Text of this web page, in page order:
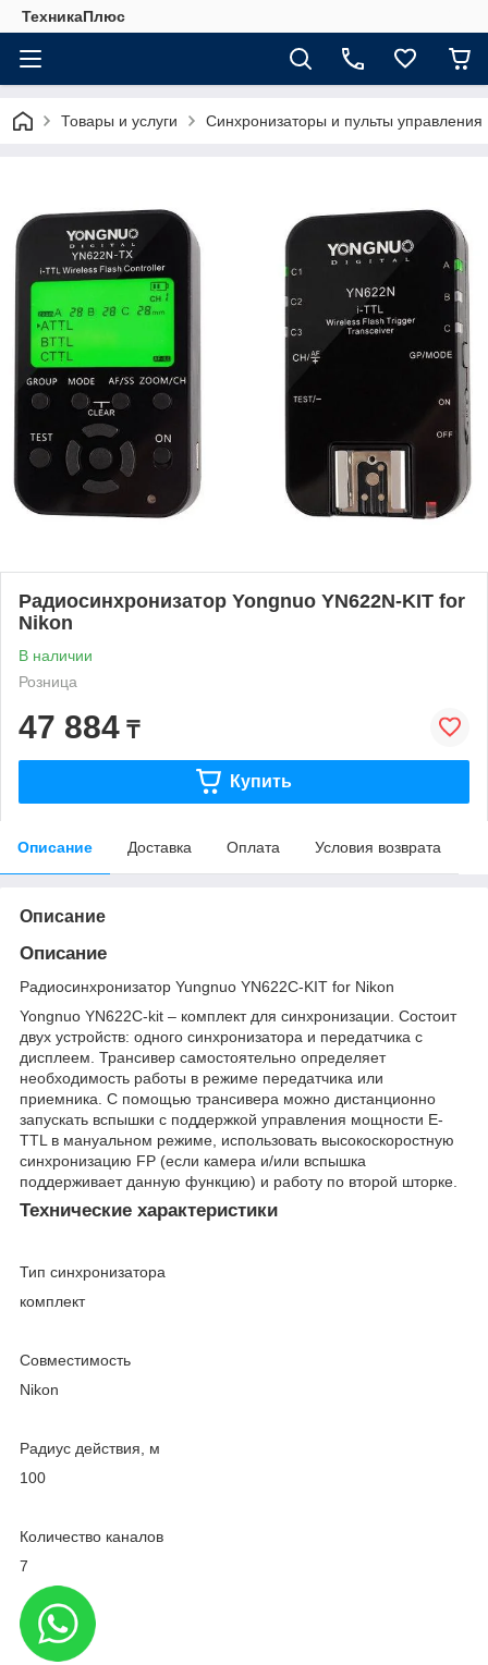
ТехникаПлюс
Товары и услуги Синхронизаторы и пульты управления
Радиосинхронизатор Yongnuo YN622N-KIT for
Nikon
В наличии
Розница
47 884 ₸
Купить
Описание Доставка Оплата Условия возврата
Описание
Описание
Радиосинхронизатор Yungnuo YN622C-KIT for Nikon
Yongnuo YN622C-kit – комплект для синхронизации. Состоит
двух устройств: одного синхронизатора и передатчика с
дисплеем. Трансивер самостоятельно определяет
необходимость работы в режиме передатчика или
приемника. С помощью трансивера можно дистанционно
запускать вспышки с поддержкой управления мощности E-
TTL в мануальном режиме, использовать высокоскоростную
синхронизацию FP (если камера и/или вспышка
поддерживает данную функцию) и работу по второй шторке.
Технические характеристики
Тип синхронизатора
комплект
Совместимость
Nikon
Радиус действия, м
100
Количество каналов
7